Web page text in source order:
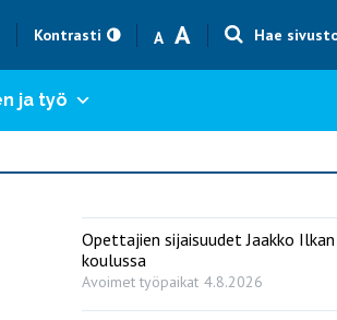
Kontrasti A
Text size smaller
AText size
Hae
ja työ
Opettajien sijaisuudet Jaakko Ilkan
koulussa
Avoimet työpaikat 4.8.2026